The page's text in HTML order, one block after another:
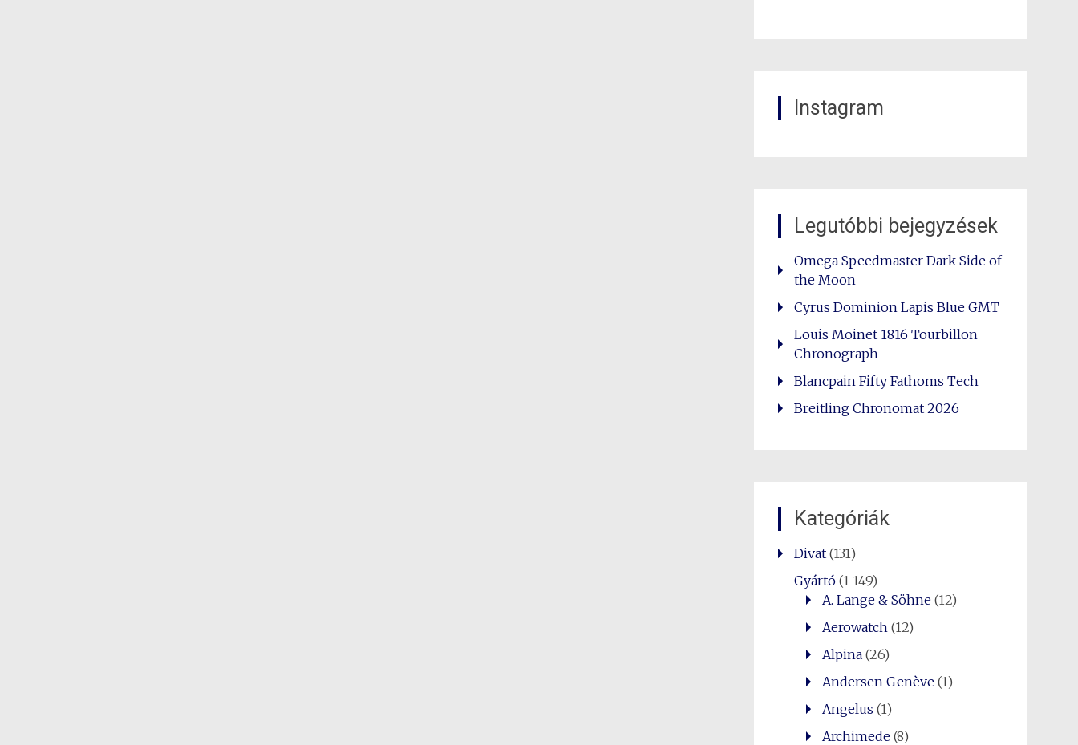
Instagram
Legutóbbi bejegyzések
Omega Speedmaster Dark Side of
the Moon
Cyrus Dominion Lapis Blue GMT
Louis Moinet 1816 Tourbillon
Chronograph
Blancpain Fifty Fathoms Tech
Breitling Chronomat 2026
Kategóriák
Divat(131)
Gyártó(1 149)
A. Lange & Söhne(12)
Aerowatch (12)
Alpina(26)
Andersen Genève(1)
Angelus (1)
Archimede(8)